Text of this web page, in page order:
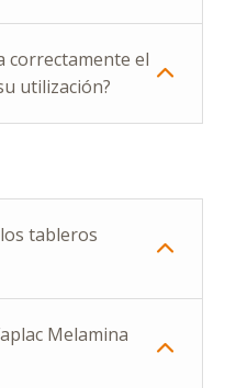
correctamente el
utilización?
tableros
Melamina